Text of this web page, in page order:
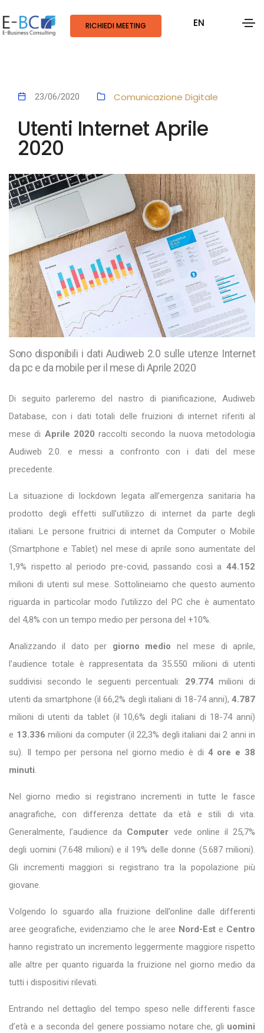
RICHIEDI MEETING EN
23/06/2020 Comunicazione Digitale
Utenti Internet Aprile
2020
Sono disponibili i dati Audiweb 2.0 sulle utenze Internet
da pc e da mobile per il mese di Aprile 2020
Di seguito parleremo del nastro di pianificazione, Audiweb
Database, con i dati totali delle fruizioni di internet riferiti al
mese di Aprile 2020 raccolti secondo la nuova metodologia
Audiweb 2.0. e messi a confronto con i dati del mese
precedente.
La situazione di lockdown legata all’emergenza sanitaria ha
prodotto degli effetti sull’utilizzo di internet da parte degli
italiani. Le persone fruitrici di internet da Computer o Mobile
(Smartphone e Tablet) nel mese di aprile sono aumentate del
1,9% rispetto al periodo pre-covid, passando così a 44.152
milioni di utenti sul mese. Sottolineiamo che questo aumento
riguarda in particolar modo l’utilizzo del PC che è aumentato
del 4,8% con un tempo medio per persona del +10%.
Analizzando il dato per giorno medio nel mese di aprile,
l’audience totale è rappresentata da 35.550 milioni di utenti
suddivisi secondo le seguenti percentuali: 29.774milioni di
utenti da smartphone (il 66,2% degli italiani di 18-74 anni), 4.787
milioni di utenti da tablet (il 10,6% degli italiani di 18-74 anni)
e 13.336 milioni da computer (il 22,3% degli italiani dai 2 anni in
su). Il tempo per persona nel giorno medio è di 4 ore e 38
minuti.
Nel giorno medio si registrano incrementi in tutte le fasce
anagrafiche, con differenza dettate da età e stili di vita.
Generalmente, l’audience da Computer vede online il 25,7%
degli uomini (7.648 milioni) e il 19% delle donne (5.687 milioni).
Gli incrementi maggiori si registrano tra la popolazione più
giovane.
Volgendo lo sguardo alla fruizione dell’online dalle differenti
aree geografiche, evidenziamo che le aree Nord-Este Centro
hanno registrato un incremento leggermente maggiore rispetto
alle altre per quanto riguarda la fruizione nel giorno medio da
tutti i dispositivi rilevati.
Entrando nel dettaglio del tempo speso nelle differenti fasce
d’età e a seconda del genere possiamo notare che, gli uomini